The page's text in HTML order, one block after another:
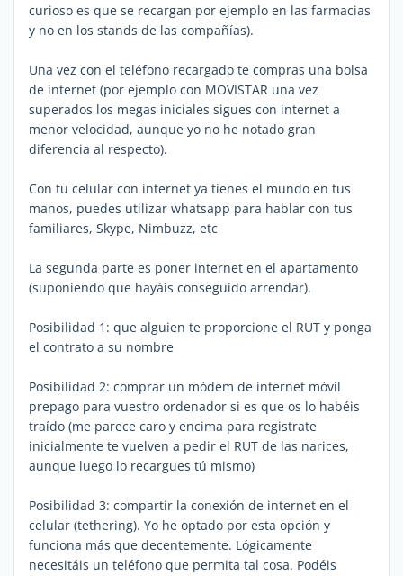
curioso es que se recargan por ejemplo en las farmacias
y no en los stands de las compañías).
Una vez con el teléfono recargado te compras una bolsa
de internet (por ejemplo con MOVISTAR una vez
superados los megas iniciales sigues con internet a
menor velocidad, aunque yo no he notado gran
diferencia al respecto).
Con tu celular con internet ya tienes el mundo en tus
manos, puedes utilizar whatsapp para hablar con tus
familiares, Skype, Nimbuzz, etc
La segunda parte es poner internet en el apartamento
(suponiendo que hayáis conseguido arrendar).
Posibilidad 1: que alguien te proporcione el RUT y ponga
el contrato a su nombre
Posibilidad 2: comprar un módem de internet móvil
prepago para vuestro ordenador si es que os lo habéis
traído (me parece caro y encima para registrate
inicialmente te vuelven a pedir el RUT de las narices,
aunque luego lo recargues tú mismo)
Posibilidad 3: compartir la conexión de internet en el
celular (tethering). Yo he optado por esta opción y
funciona más que decentemente. Lógicamente
necesitáis un teléfono que permita tal cosa. Podéis